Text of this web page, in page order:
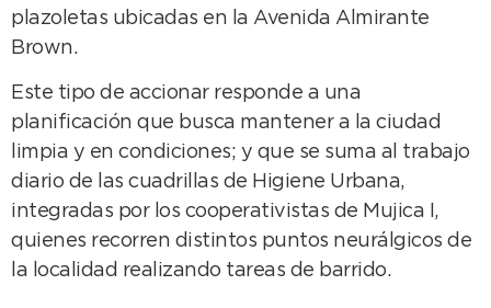
plazoletas ubicadas en la Avenida Almirante
Brown.
Este tipo de accionar responde a una
planificación que busca mantener a la ciudad
limpia y en condiciones; y que se suma al trabajo
diario de las cuadrillas de Higiene Urbana,
integradas por los cooperativistas de Mujica I,
quienes recorren distintos puntos neurálgicos de
la localidad realizando tareas de barrido.